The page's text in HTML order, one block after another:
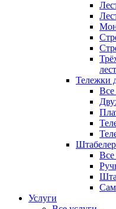
Тележки
Все
Все
Услуги